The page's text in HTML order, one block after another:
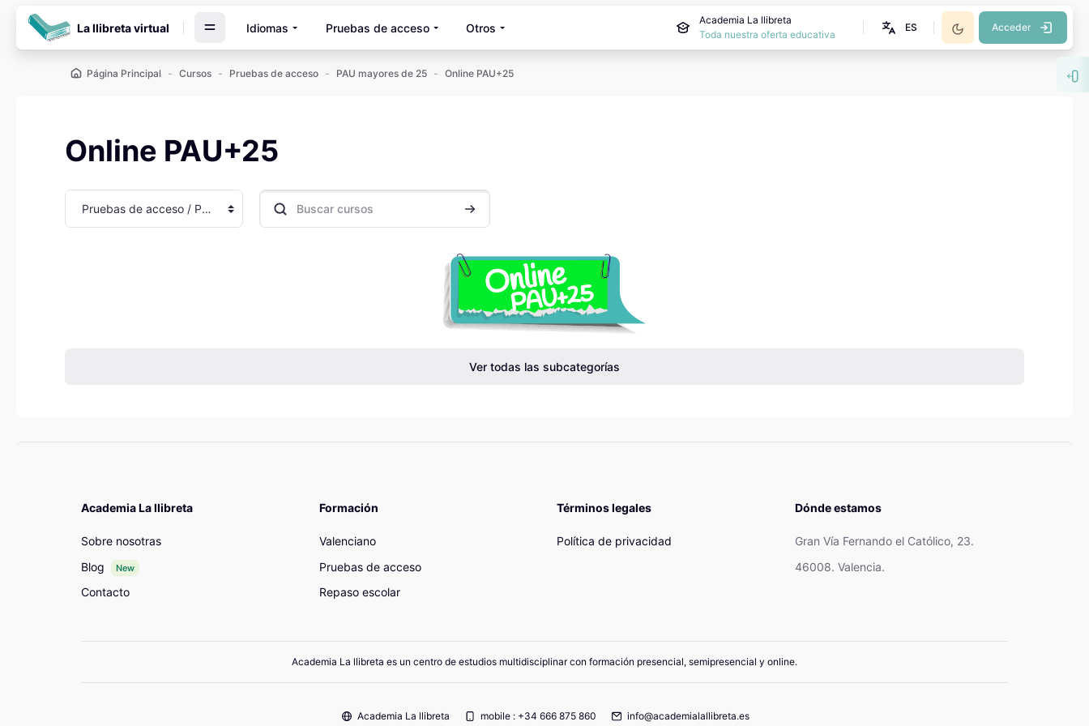
La llibreta virtual Idiomas Pruebas de acceso Otros
Academia La llibreta
Toda nuestra oferta educativa
ES Acceder
Página Principal Cursos Pruebas de acceso PAU mayores de 25 Online PAU+25
Online PAU+25
Categorías Buscar cursos Buscar cursos
Ver todas las subcategorías
Academia La llibreta
Sobre nosotras
Blog
New
Contacto
Formación
Valenciano
Pruebas de acceso
Repaso escolar
Términos legales
Política de privacidad
Dónde estamos
Gran Vía Fernando el Católico, 23.
46008. Valencia.
Academia La llibreta es un centro de estudios multidisciplinar con formación presencial, semipresencial y online.
Academia La llibreta mobile : +34 666 875 860 info@academialallibreta.es